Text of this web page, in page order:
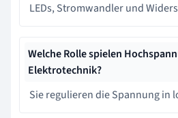
LEDs, Stromwandler und
Welche Rolle spielen
Elektrotechnik?
Sie regulieren die Spannung in